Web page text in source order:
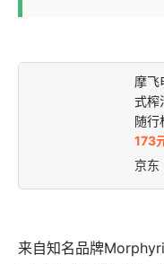
摩飞
式榨
随行
173
京东
来自知名品牌